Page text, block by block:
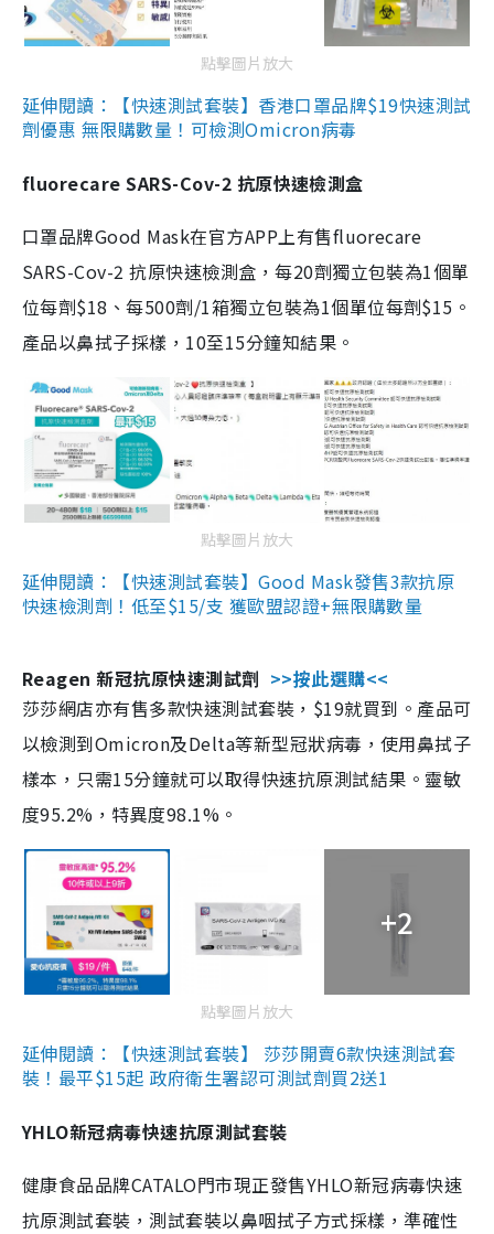
點擊圖片放大
延伸閱讀：【快速測試套裝】香港口罩品牌$19快速測試
劑優惠 無限購數量！可檢測Omicron病毒
fluorecare SARS-Cov-2 抗原快速檢測盒
口罩品牌Good Mask在官方APP上有售fluorecare
SARS-Cov-2 抗原快速檢測盒，每20劑獨立包裝為1個單
位每劑$18、每500劑/1箱獨立包裝為1個單位每劑$15。
產品以鼻拭子採樣，10至15分鐘知結果。
點擊圖片放大
延伸閱讀：【快速測試套裝】Good Mask發售3款抗原
快速檢測劑！低至$15/支 獲歐盟認證+無限購數量
Reagen 新冠抗原快速測試劑 >>按此選購<<
莎莎網店亦有售多款快速測試套裝，$19就買到。產品可
以檢測到Omicron及Delta等新型冠狀病毒，使用鼻拭子
樣本，只需15分鐘就可以取得快速抗原測試結果。靈敏
度95.2%，特異度98.1%。
+2
點擊圖片放大
延伸閱讀：【快速測試套裝】 莎莎開賣6款快速測試套
裝！最平$15起 政府衛生署認可測試劑買2送1
YHLO新冠病毒快速抗原測試套裝
健康食品品牌CATALO門市現正發售YHLO新冠病毒快速
抗原測試套裝，測試套裝以鼻咽拭子方式採樣，準確性